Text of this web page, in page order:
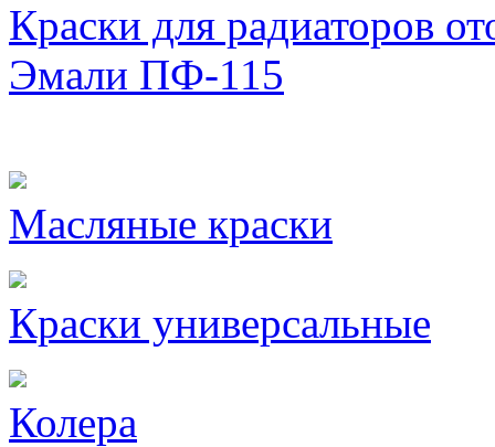
Краски для радиаторов
Эмали ПФ-115
Масляные краски
Краски универсальные
Колера